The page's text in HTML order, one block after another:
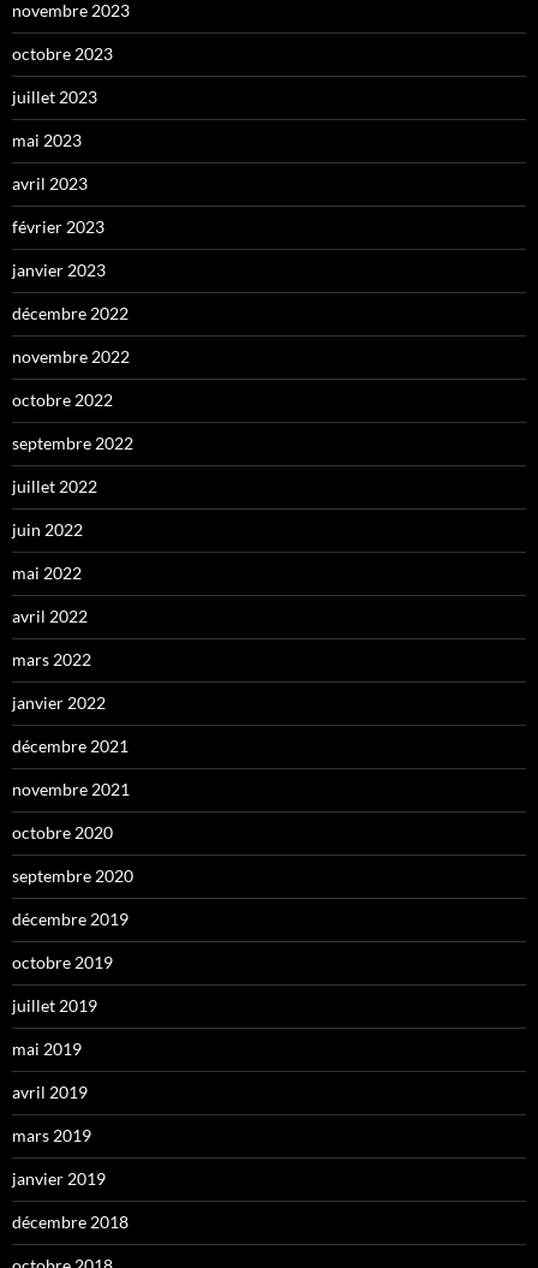
novembre 2023
octobre 2023
juillet 2023
mai 2023
avril 2023
février 2023
janvier 2023
décembre 2022
novembre 2022
octobre 2022
septembre 2022
juillet 2022
juin 2022
mai 2022
avril 2022
mars 2022
janvier 2022
décembre 2021
novembre 2021
octobre 2020
septembre 2020
décembre 2019
octobre 2019
juillet 2019
mai 2019
avril 2019
mars 2019
janvier 2019
décembre 2018